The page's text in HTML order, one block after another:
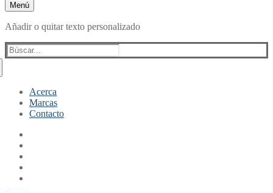
Menú
Añadir o quitar texto personalizado
Buscar:
Acerca
Marcas
Contacto